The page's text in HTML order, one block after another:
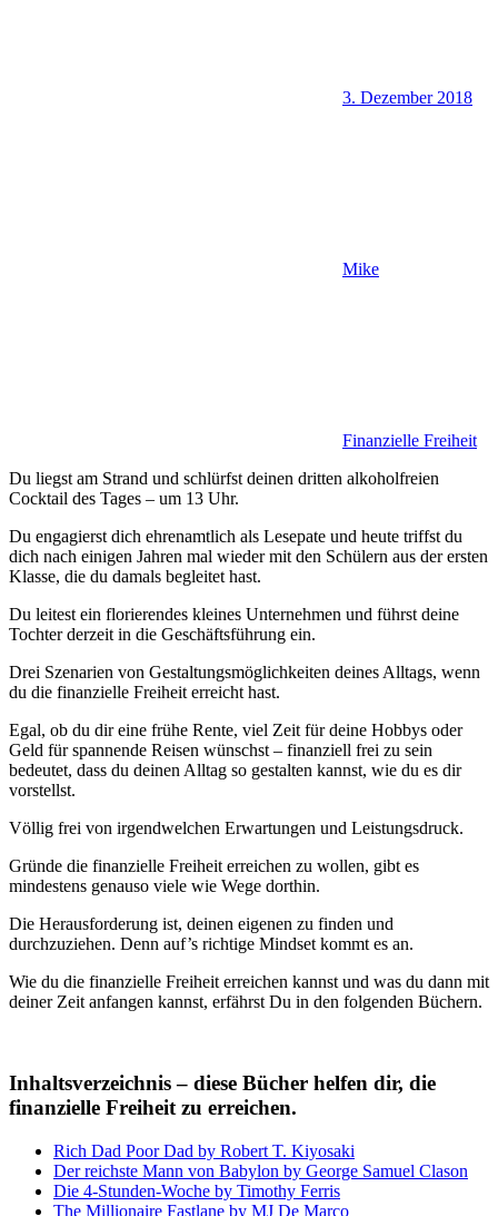
3. Dezember 2018
Mike
Finanzielle Freiheit
Du liegst am Strand und schlürfst deinen dritten alkoholfreien
Cocktail des Tages – um 13 Uhr.
Du engagierst dich ehrenamtlich als Lesepate und heute triffst du
dich nach einigen Jahren mal wieder mit den Schülern aus der ersten
Klasse, die du damals begleitet hast.
Du leitest ein florierendes kleines Unternehmen und führst deine
Tochter derzeit in die Geschäftsführung ein.
Drei Szenarien von Gestaltungsmöglichkeiten deines Alltags, wenn
du die finanzielle Freiheit erreicht hast.
Egal, ob du dir eine frühe Rente, viel Zeit für deine Hobbys oder
Geld für spannende Reisen wünschst – finanziell frei zu sein
bedeutet, dass du deinen Alltag so gestalten kannst, wie du es dir
vorstellst.
Völlig frei von irgendwelchen Erwartungen und Leistungsdruck.
Gründe die finanzielle Freiheit erreichen zu wollen, gibt es
mindestens genauso viele wie Wege dorthin.
Die Herausforderung ist, deinen eigenen zu finden und
durchzuziehen. Denn auf’s richtige Mindset kommt es an.
Wie du die finanzielle Freiheit erreichen kannst und was du dann mit
deiner Zeit anfangen kannst, erfährst Du in den folgenden Büchern.
Inhaltsverzeichnis – diese Bücher helfen dir, die
finanzielle Freiheit zu erreichen.
Rich Dad Poor Dad by Robert T. Kiyosaki
Der reichste Mann von Babylon by George Samuel Clason
Die 4-Stunden-Woche by Timothy Ferris
The Millionaire Fastlane by MJ De Marco